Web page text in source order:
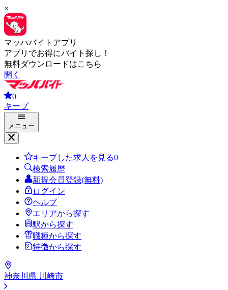
×
マッハバイトアプリ
アプリでお得にバイト探し！
無料ダウンロードはこちら
開く
0
キープ
メニュー
キープした求人を見る0
検索履歴
新規会員登録(無料)
ログイン
ヘルプ
エリアから探す
駅から探す
職種から探す
特徴から探す
神奈川県 川崎市